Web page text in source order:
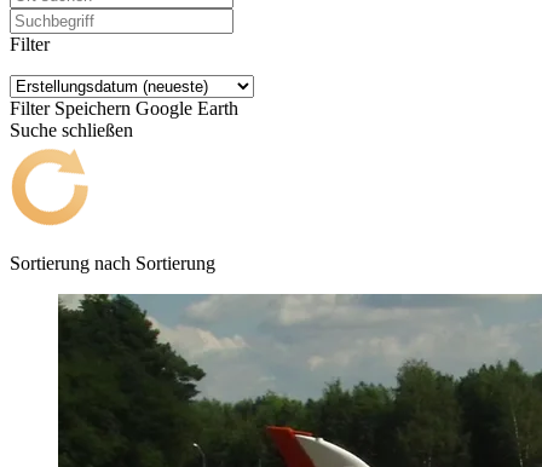
Filter
Filter Speichern Google Earth
Suche schließen
Sortierung nach Sortierung